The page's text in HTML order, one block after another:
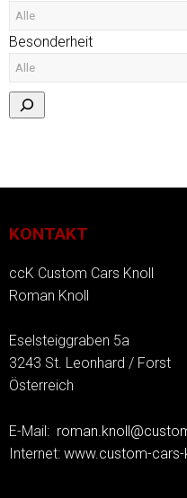
Besonderheit
KONTAKT
ccK Custom Cars Knoll
Roman Knoll
Eselsteiggraben 5a
3243 St. Leonhard / Forst
Österreich
E-Mail:
Internet: www.custom-cars-